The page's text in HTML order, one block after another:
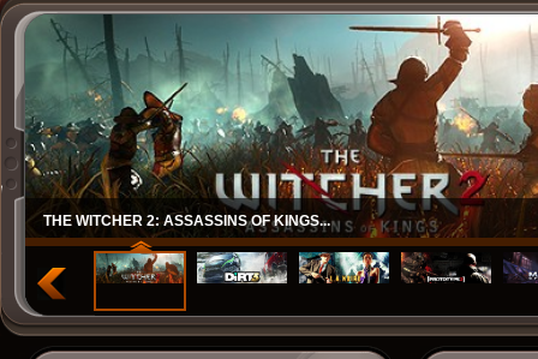
THE WITCHER 2: ASSASSINS OF KINGS...
DIRT 3...